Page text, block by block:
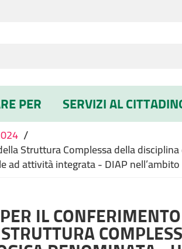
PER SERVIZI AL
/
Struttura Complessa della
attività integrata - DIAP nell’ambito
IL